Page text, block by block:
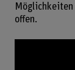
offen.